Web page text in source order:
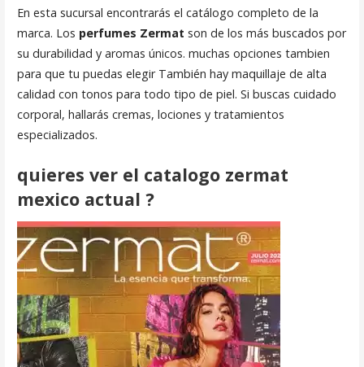
En esta sucursal encontrarás el catálogo completo de la
marca. Los perfumes Zermat son de los más buscados por
su durabilidad y aromas únicos. muchas opciones tambien
para que tu puedas elegir También hay maquillaje de alta
calidad con tonos para todo tipo de piel. Si buscas cuidado
corporal, hallarás cremas, lociones y tratamientos
especializados.
quieres ver el catalogo zermat
mexico actual ?